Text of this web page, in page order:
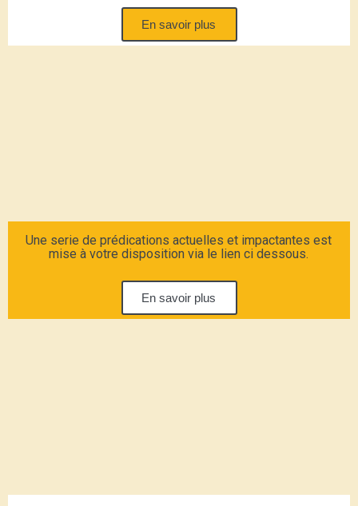
En savoir plus
Une serie de prédications actuelles et impactantes est
mise à votre disposition via le lien ci dessous.
En savoir plus